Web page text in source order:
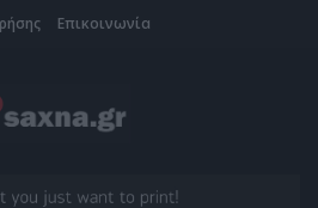
Επικοινωνία